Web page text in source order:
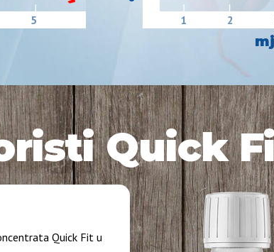
5 1 2
Quick
Quick Fit u